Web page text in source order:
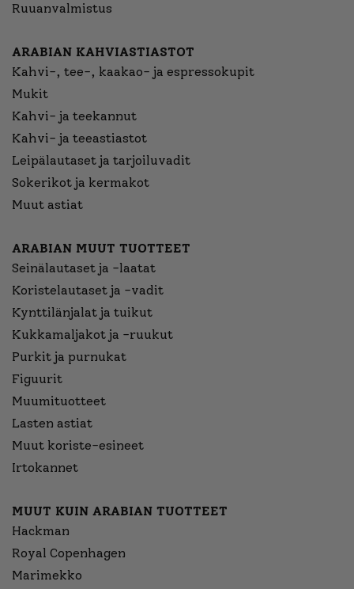
Ruuanvalmistus
ARABIAN KAHVIASTIASTOT
Kahvi-, tee-, kaakao- ja espressokupit
Mukit
Kahvi- ja teekannut
Kahvi- ja teeastiastot
Leipälautaset ja tarjoiluvadit
Sokerikot ja kermakot
Muut astiat
ARABIAN MUUT TUOTTEET
Seinälautaset ja -laatat
Koristelautaset ja -vadit
Kynttilänjalat ja tuikut
Kukkamaljakot ja -ruukut
Purkit ja purnukat
Figuurit
Muumituotteet
Lasten astiat
Muut koriste-esineet
Irtokannet
MUUT KUIN ARABIAN TUOTTEET
Hackman
Royal Copenhagen
Marimekko